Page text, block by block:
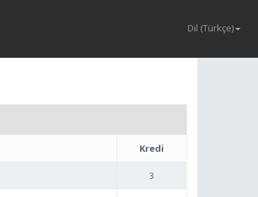
Dil (Türkçe)
Kredi
3